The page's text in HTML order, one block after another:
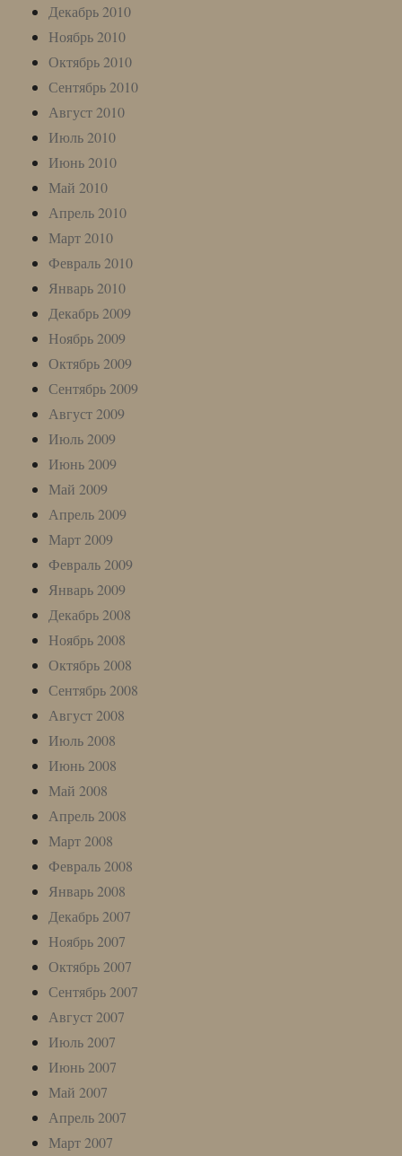
Декабрь 2010
Ноябрь 2010
Октябрь 2010
Сентябрь 2010
Август 2010
Июль 2010
Июнь 2010
Май 2010
Апрель 2010
Март 2010
Февраль 2010
Январь 2010
Декабрь 2009
Ноябрь 2009
Октябрь 2009
Сентябрь 2009
Август 2009
Июль 2009
Июнь 2009
Май 2009
Апрель 2009
Март 2009
Февраль 2009
Январь 2009
Декабрь 2008
Ноябрь 2008
Октябрь 2008
Сентябрь 2008
Август 2008
Июль 2008
Июнь 2008
Май 2008
Апрель 2008
Март 2008
Февраль 2008
Январь 2008
Декабрь 2007
Ноябрь 2007
Октябрь 2007
Сентябрь 2007
Август 2007
Июль 2007
Июнь 2007
Май 2007
Апрель 2007
Март 2007